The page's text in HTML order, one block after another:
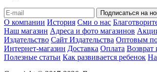
О компании История Сми о нас
Наш магазин Адреса и фото магазинов
Издательство Сайт Издательства Оптовым
Интернет-магазин Доставка Оплата Возврат
Полезные статьи Как развивается ребенок